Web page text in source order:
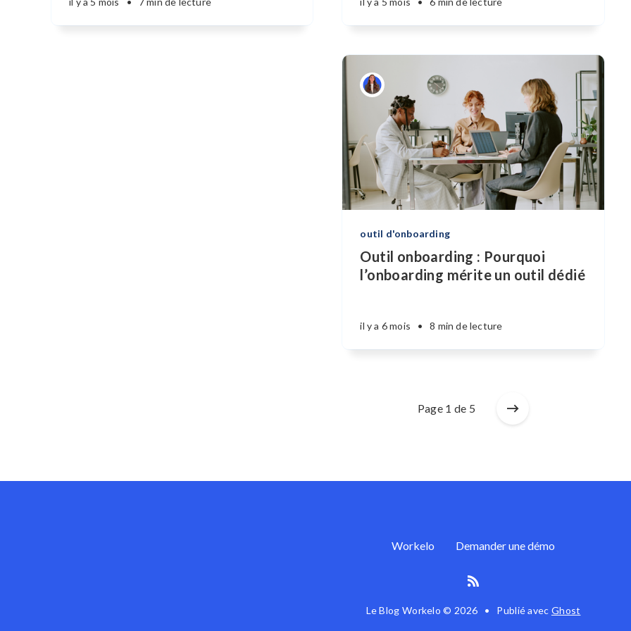
outil d'onboarding
Outil onboarding : Pourquoi
l’onboarding mérite un outil dédié
il y a 6 mois • 8 min de lecture
Page 1 de 5
Workelo Demander une démo
Le Blog Workelo © 2026 • Publié avec Ghost